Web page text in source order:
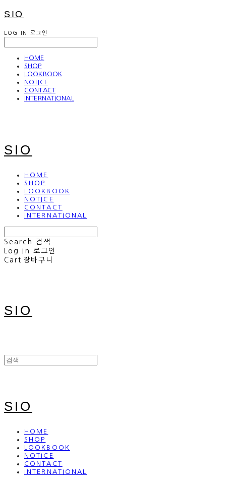
SIO
LOG IN 로그인
HOME
SHOP
LOOKBOOK
NOTICE
CONTACT
INTERNATIONAL
SIO
HOME
SHOP
LOOKBOOK
NOTICE
CONTACT
INTERNATIONAL
Search
검색
Log In
로그인
Cart 장바구니
SIO
SIO
HOME
SHOP
LOOKBOOK
NOTICE
CONTACT
INTERNATIONAL